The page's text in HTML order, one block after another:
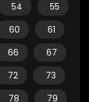
54
55
60
61
66
67
72
73
78
79